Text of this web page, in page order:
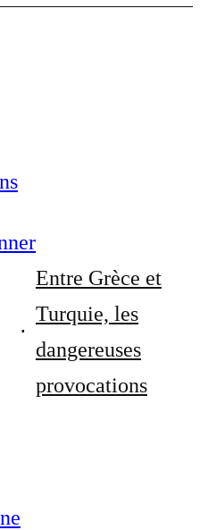
Entre Grèce et
Turquie, les
dangereuses
provocations